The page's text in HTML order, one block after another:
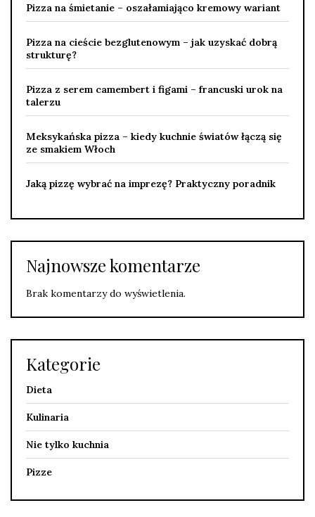
Pizza na śmietanie – oszałamiająco kremowy wariant
Pizza na cieście bezglutenowym – jak uzyskać dobrą
strukturę?
Pizza z serem camembert i figami – francuski urok na
talerzu
Meksykańska pizza – kiedy kuchnie światów łączą się
ze smakiem Włoch
Jaką pizzę wybrać na imprezę? Praktyczny poradnik
Najnowsze komentarze
Brak komentarzy do wyświetlenia.
Kategorie
Dieta
Kulinaria
Nie tylko kuchnia
Pizze